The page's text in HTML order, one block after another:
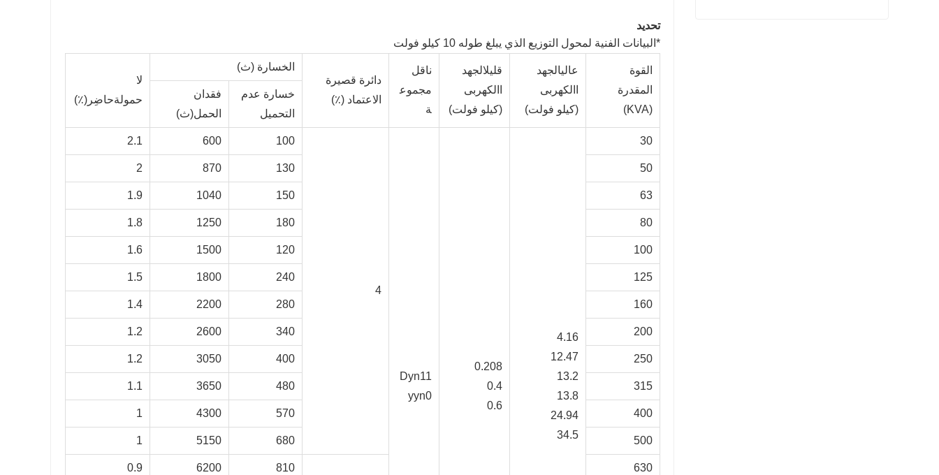
تحديد
*البيانات الفنية لمحول التوزيع الذي يبلغ طوله 10 كيلو فولت
القوة
المقدرة
(KVA)
عاليالجهد
االكهربى
(كيلو فولت)
قليلالجهد
االكهربى
(كيلو فولت)
ناقل
مجموع
ة
دائرة قصيرة
الاعتماد (٪)
الخسارة (ث)
لا
حمولةحاضِر(٪)
خسارة عدم
التحميل
فقدان
الحمل(ث)
30
4.16
12.47
13.2
13.8
24.94
34.5
0.208
0.4
0.6
Dyn11
yyn0
4
100
600
2.1
50
130
870
2
63
150
1040
1.9
80
180
1250
1.8
100
120
1500
1.6
125
240
1800
1.5
160
280
2200
1.4
200
340
2600
1.2
250
400
3050
1.2
315
480
3650
1.1
400
570
4300
1
500
680
5150
1
630
810
6200
0.9